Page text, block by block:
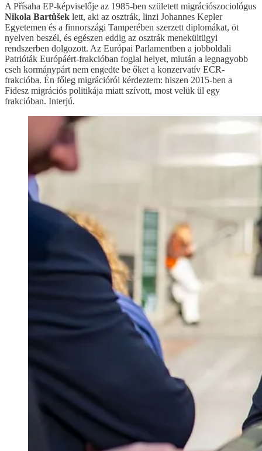
A Přísaha EP-képviselője az 1985-ben született migrációszociológus
Nikola Bartůšek lett, aki az osztrák, linzi Johannes Kepler
Egyetemen és a finnországi Tamperében szerzett diplomákat, öt
nyelven beszél, és egészen eddig az osztrák menekültügyi
rendszerben dolgozott. Az Európai Parlamentben a jobboldali
Patrióták Európáért-frakcióban foglal helyet, miután a legnagyobb
cseh kormánypárt nem engedte be őket a konzervatív ECR-
frakcióba. Én főleg migrációról kérdeztem: hiszen 2015-ben a
Fidesz migrációs politikája miatt szívott, most velük ül egy
frakcióban. Interjú.